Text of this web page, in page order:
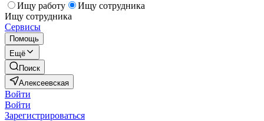
Ищу работу
Ищу сотрудника
Ищу сотрудника
Сервисы
Помощь
Ещё
Поиск
Алексеевская
Войти
Войти
Зарегистрироваться